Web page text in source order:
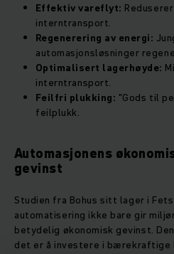
Effektiv vareflyt:
interntransport.
Regenerering av energi:
automasjonsløsninger
Optimalisert lagerhøyde:
interntransport.
Feilfri plukking: "Gods til
feilplukk.
Automasjonens
gevinst
Studien fra Bohus sitt lager i
automatisering ikke bare gir
betydelig økonomisk gevinst.
det er å investere i bærekraftige